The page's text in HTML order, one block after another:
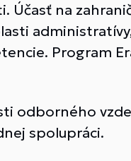
Účasť na
Program
odborného
spolupráci.